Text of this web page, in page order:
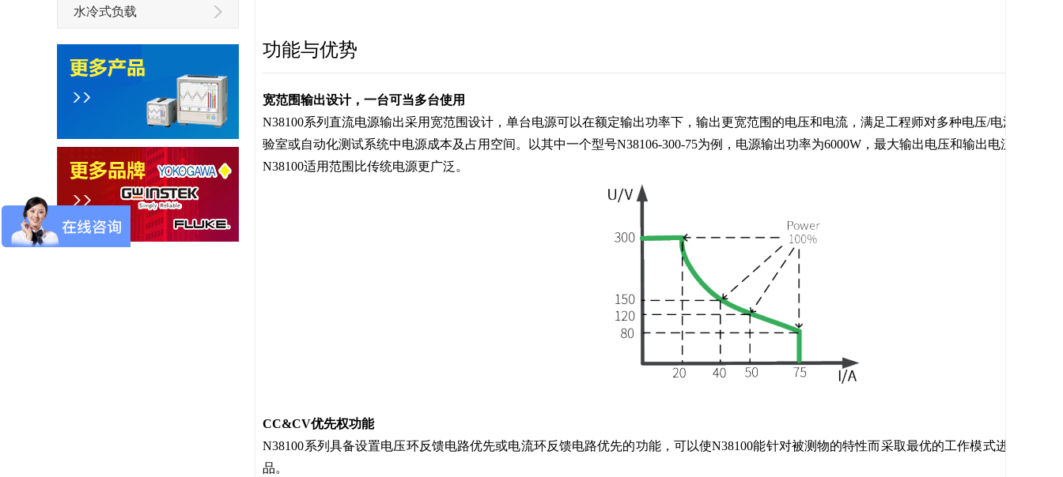
水冷式负载
功能与优势
宽范围输出设计，一台可当多台使用
N38100系列直流电源输出采用宽范围设计，单台电源可以在额定输出功率下，输出更宽范围的电压和电流，满足工程师对多种电压/电流等级产
验室或自动化测试系统中电源成本及占用空间。以其中一个型号N38106-300-75为例，电源输出功率为6000W，最大输出电压和输出电流分别达
N38100适用范围比传统电源更广泛。
CC&CV优先权功能
N38100系列具备设置电压环反馈电路优先或电流环反馈电路优先的功能，可以使N38100能针对被测物的特性而采取最优的工作模式进行测试
品。